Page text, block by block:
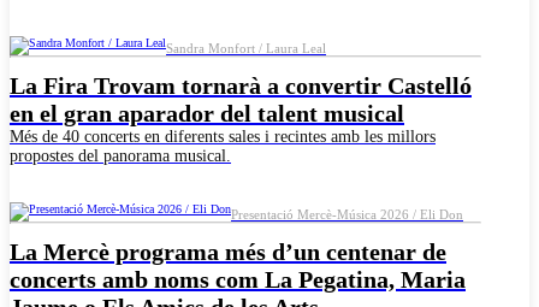
Sandra Monfort / Laura Leal
La Fira Trovam tornarà a convertir Castelló
en el gran aparador del talent musical
Més de 40 concerts en diferents sales i recintes amb les millors
propostes del panorama musical.
Presentació Mercè-Música 2026 / Eli Don
La Mercè programa més d’un centenar de
concerts amb noms com La Pegatina, Maria